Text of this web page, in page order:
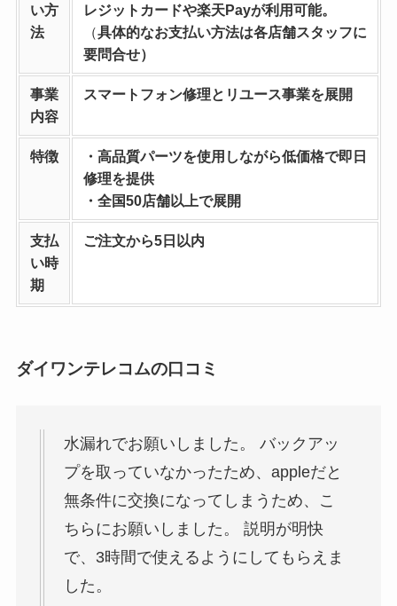
い方
法
レジットカードや楽天Payが利用可能。
（具体的なお支払い方法は各店舗スタッフに
要問合せ）
事業
内容
スマートフォン修理とリユース事業を展開
特徴
・高品質パーツを使用しながら低価格で即日
修理を提供
・全国50店舗以上で展開
支払
い時
期
ご注文から5日以内
ダイワンテレコムの口コミ
水漏れでお願いしました。 バックアッ
プを取っていなかったため、appleだと
無条件に交換になってしまうため、こ
ちらにお願いしました。 説明が明快
で、3時間で使えるようにしてもらえま
した。